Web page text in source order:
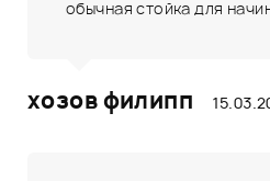
обычная стойка для
хозов филипп